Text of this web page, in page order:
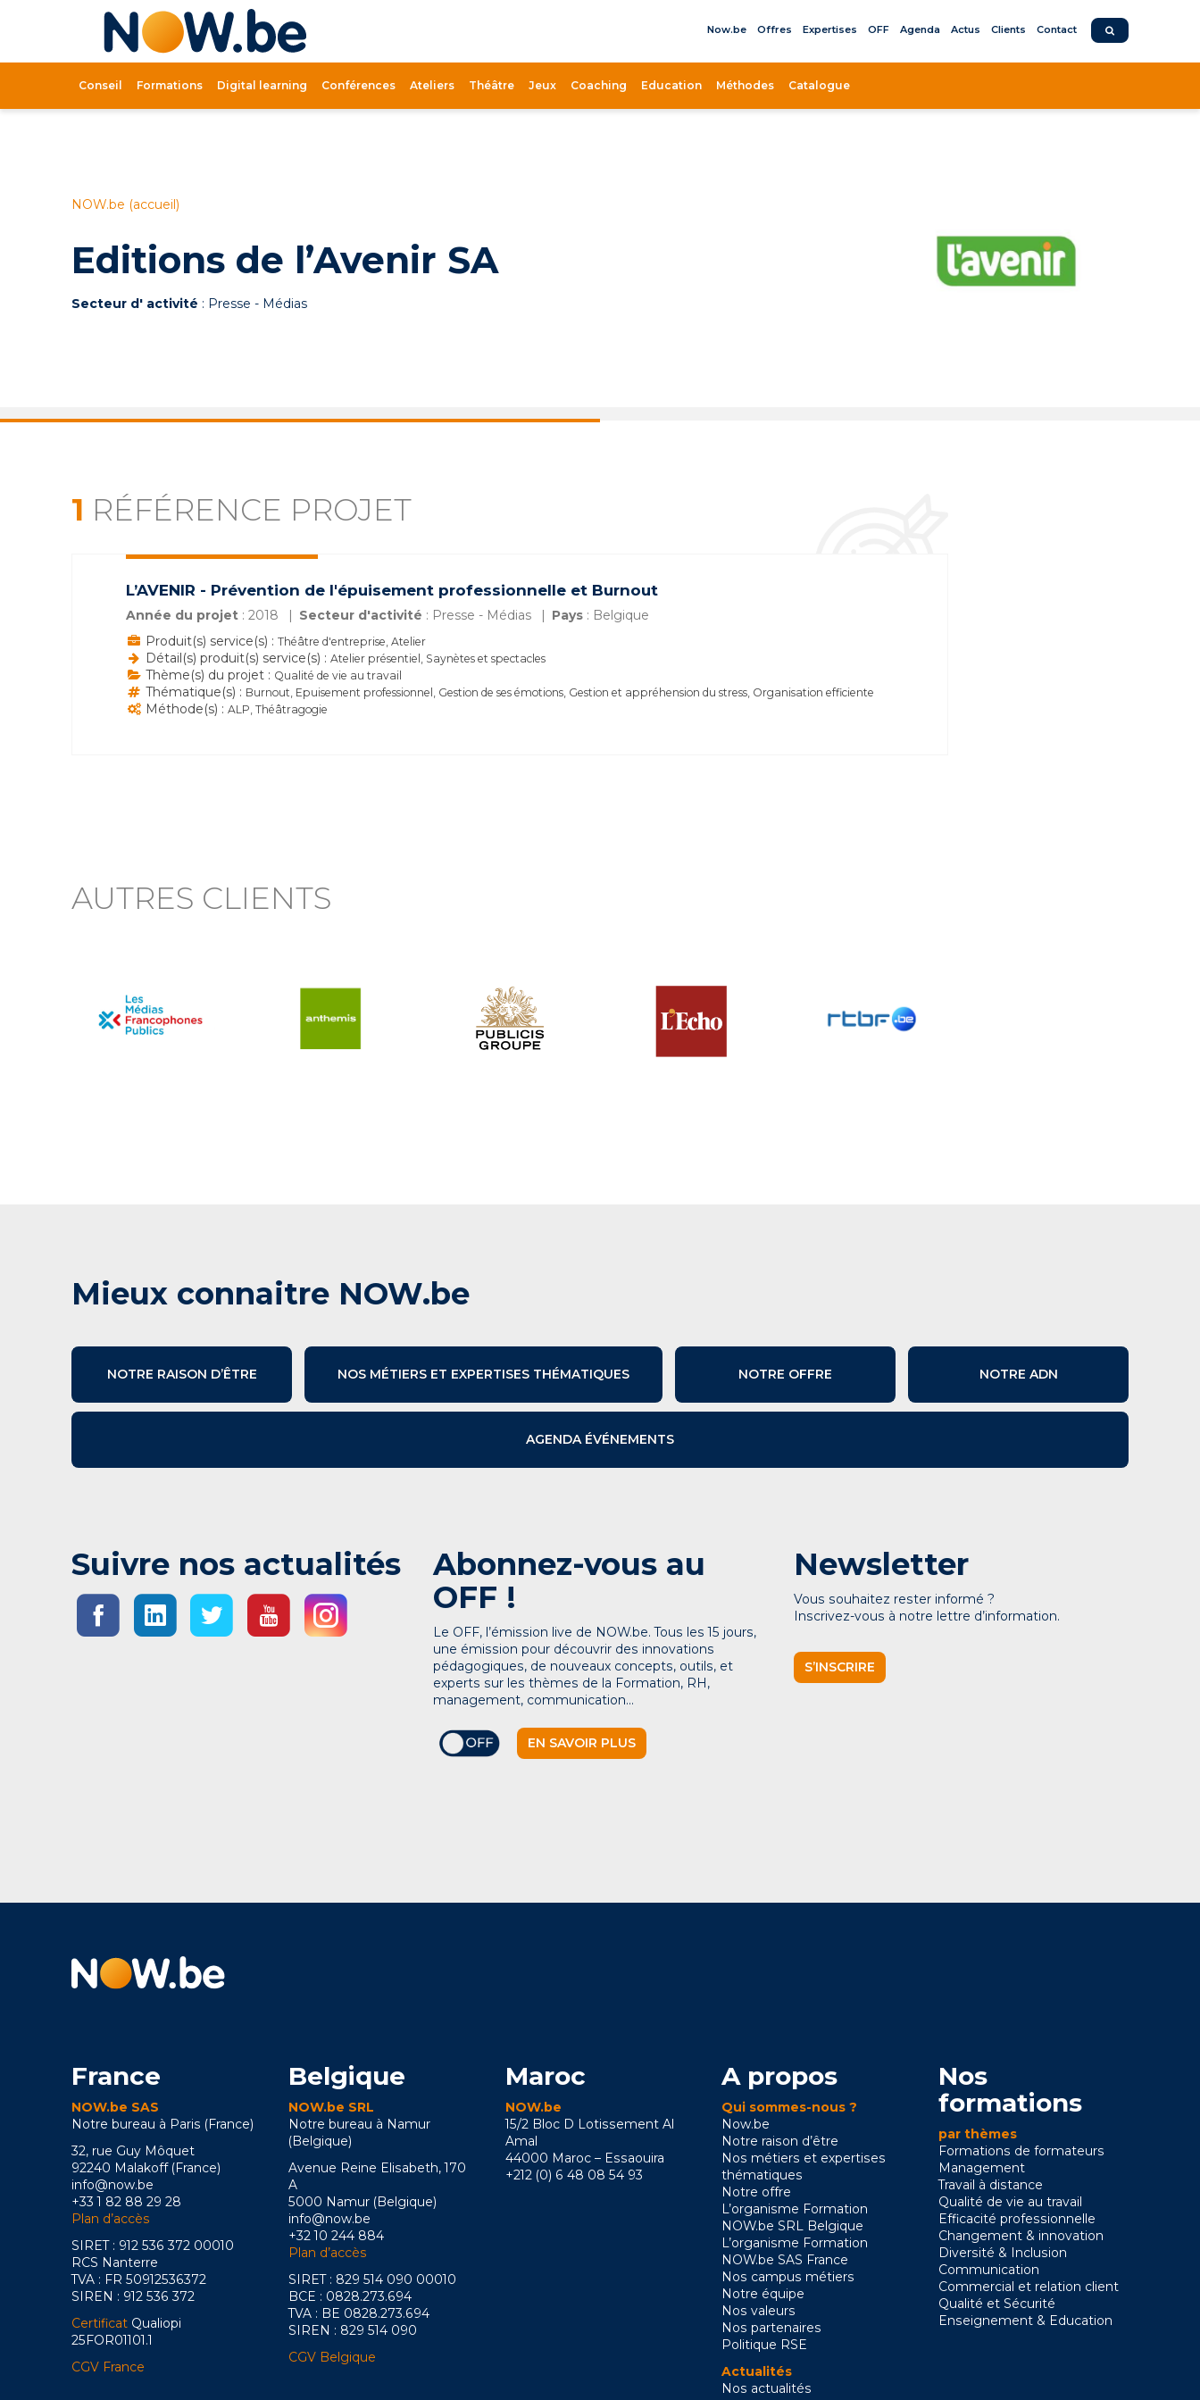
d'accueil
Now.be Offres Expertises OFF Agenda Actus Clients Contact
Conseil Formations Digital learning Conférences Ateliers Théâtre Jeux Coaching Education Méthodes Catalogue
NOW.be (accueil)
Editions de l’Avenir SA
Secteur d' activité : Presse - Médias
1 RÉFÉRENCE PROJET
L’AVENIR - Prévention de l'épuisement professionnelle et Burnout
Année du projet : 2018 Secteur d'activité : Presse - Médias Pays : Belgique
Produit(s) service(s) : Théâtre d'entreprise, Atelier
Détail(s) produit(s) service(s) : Atelier présentiel, Saynètes et spectacles
Thème(s) du projet : Qualité de vie au travail
Thématique(s) : Burnout, Epuisement professionnel, Gestion de ses émotions, Gestion et appréhension du stress, Organisation efficiente
Méthode(s) : ALP, Théâtragogie
AUTRES CLIENTS
Mieux connaitre NOW.be
NOTRE RAISON D’ÊTRE NOS MÉTIERS ET EXPERTISES THÉMATIQUES NOTRE OFFRE NOTRE ADN
AGENDA ÉVÉNEMENTS
Suivre nos actualités
Abonnez-vous au
OFF !
Le OFF, l’émission live de NOW.be. Tous les 15 jours,
une émission pour découvrir des innovations
pédagogiques, de nouveaux concepts, outils, et
experts sur les thèmes de la Formation, RH,
management, communication…
EN SAVOIR PLUS
Newsletter
Vous souhaitez rester informé ?
Inscrivez-vous à notre lettre d’information.
S’INSCRIRE
France
NOW.be SAS
Notre bureau à Paris (France)
32, rue Guy Môquet
92240 Malakoff (France)
info@now.be
+33 1 82 88 29 28
Plan d’accès
SIRET : 912 536 372 00010
RCS Nanterre
TVA : FR 50912536372
SIREN : 912 536 372
Certificat Qualiopi
25FOR01101.1
CGV France
Belgique
NOW.be SRL
Notre bureau à Namur
(Belgique)
Avenue Reine Elisabeth, 170
A
5000 Namur (Belgique)
info@now.be
+32 10 244 884
Plan d’accès
SIRET : 829 514 090 00010
BCE : 0828.273.694
TVA : BE 0828.273.694
SIREN : 829 514 090
CGV Belgique
Maroc
NOW.be
15/2 Bloc D Lotissement Al
Amal
44000 Maroc – Essaouira
+212 (0) 6 48 08 54 93
A propos
Qui sommes-nous ?
Now.be
Notre raison d’être
Nos métiers et expertises
thématiques
Notre offre
L’organisme Formation
NOW.be SRL Belgique
L’organisme Formation
NOW.be SAS France
Nos campus métiers
Notre équipe
Nos valeurs
Nos partenaires
Politique RSE
Actualités
Nos actualités
Nos
formations
par thèmes
Formations de formateurs
Management
Travail à distance
Qualité de vie au travail
Efficacité professionnelle
Changement & innovation
Diversité & Inclusion
Communication
Commercial et relation client
Qualité et Sécurité
Enseignement & Education